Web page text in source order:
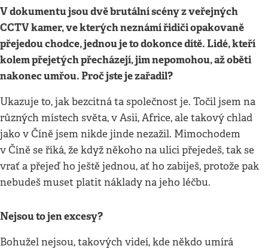
V dokumentu jsou dvě brutální scény z veřejných
CCTV kamer, ve kterých neznámí řidiči opakovaně
přejedou chodce, jednou je to dokonce dítě. Lidé, kteří
kolem přejetých přecházejí, jim nepomohou, až oběti
nakonec umřou. Proč jste je zařadil?
Ukazuje to, jak bezcitná ta společnost je. Točil jsem na
různých místech světa, v Asii, Africe, ale takový chlad
jako v Číně jsem nikde jinde nezažil. Mimochodem
v Číně se říká, že když někoho na ulici přejedeš, tak se
vrať a přejeď ho ještě jednou, ať ho zabiješ, protože pak
nebudeš muset platit náklady na jeho léčbu.
Nejsou to jen excesy?
Bohužel nejsou, takových videí, kde někdo umírá